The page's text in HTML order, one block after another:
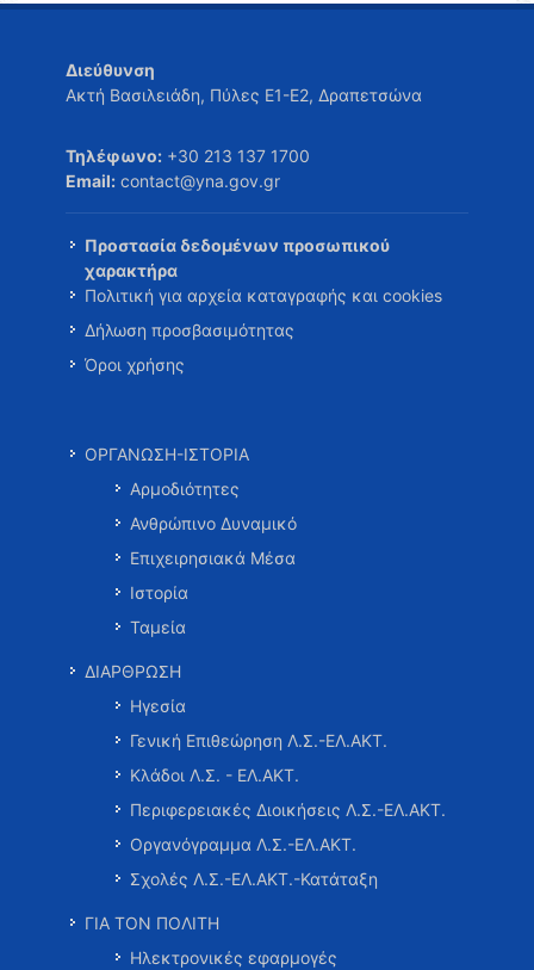
Διεύθυνση
Ακτή Βασιλειάδη, Πύλες Ε1-Ε2, Δραπετσώνα
Τηλέφωνο: +30 213 137 1700
Email: contact@yna.gov.gr
Προστασία δεδομένων προσωπικού
χαρακτήρα
Πολιτική για αρχεία καταγραφής και cookies
Δήλωση προσβασιμότητας
Όροι χρήσης
ΟΡΓΑΝΩΣΗ-ΙΣΤΟΡΙΑ
Αρμοδιότητες
Ανθρώπινο Δυναμικό
Επιχειρησιακά Μέσα
Ιστορία
Ταμεία
ΔΙΑΡΘΡΩΣΗ
Ηγεσία
Γενική Επιθεώρηση Λ.Σ.-ΕΛ.ΑΚΤ.
Κλάδοι Λ.Σ. - ΕΛ.ΑΚΤ.
Περιφερειακές Διοικήσεις Λ.Σ.-ΕΛ.ΑΚΤ.
Οργανόγραμμα Λ.Σ.-ΕΛ.ΑΚΤ.
Σχολές Λ.Σ.-ΕΛ.ΑΚΤ.-Κατάταξη
ΓΙΑ ΤΟΝ ΠΟΛΙΤΗ
Ηλεκτρονικές εφαρμογές